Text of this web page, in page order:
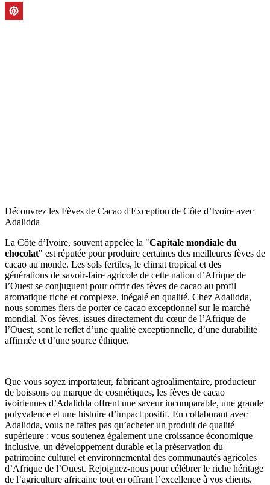
Découvrez les Fèves de Cacao d'Exception de Côte d’Ivoire avec
Adalidda
La Côte d’Ivoire, souvent appelée la "Capitale mondiale du
chocolat" est réputée pour produire certaines des meilleures fèves de
cacao au monde. Les sols fertiles, le climat tropical et des
générations de savoir-faire agricole de cette nation d’Afrique de
l’Ouest se conjuguent pour offrir des fèves de cacao au profil
aromatique riche et complexe, inégalé en qualité. Chez Adalidda,
nous sommes fiers de porter ce cacao exceptionnel sur le marché
mondial. Nos fèves, issues directement du cœur de l’Afrique de
l’Ouest, sont le reflet d’une qualité exceptionnelle, d’une durabilité
affirmée et d’une source éthique.
Que vous soyez importateur, fabricant agroalimentaire, producteur
de boissons ou marque de cosmétiques, les fèves de cacao
ivoiriennes d’Adalidda offrent une saveur incomparable, une grande
polyvalence et une histoire d’impact positif. En collaborant avec
Adalidda, vous ne faites pas qu’acheter un produit de qualité
supérieure : vous soutenez également une croissance économique
inclusive, un développement durable et la préservation du
patrimoine culturel et environnemental des communautés agricoles
d’Afrique de l’Ouest. Rejoignez-nous pour célébrer le riche héritage
de l’agriculture africaine tout en offrant l’excellence à vos clients.